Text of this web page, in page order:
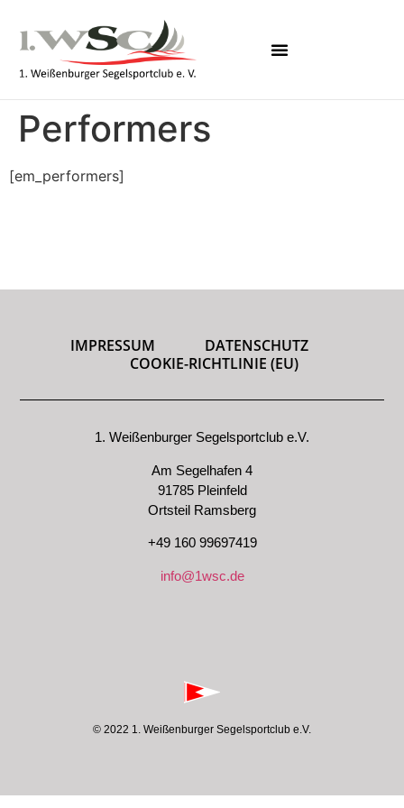
Performers
[em_performers]
IMPRESSUM
DATENSCHUTZ
COOKIE-RICHTLINIE (EU)
1. Weißenburger Segelsportclub e.V.
Am Segelhafen 4
91785 Pleinfeld
Ortsteil Ramsberg
+49 160 99697419
info@1wsc.de
© 2022 1. Weißenburger Segelsportclub e.V.